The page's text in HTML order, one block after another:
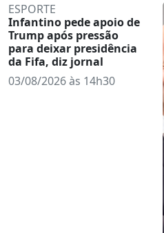
ESPORTE
Infantino pede apoio de
Trump após pressão
para deixar presidência
da Fifa, diz jornal
03/08/2026 às 14h30